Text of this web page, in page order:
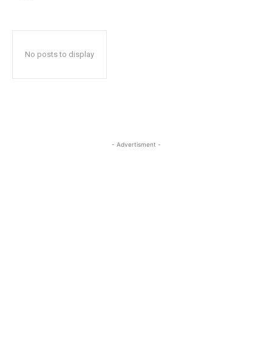
No posts to display
- Advertisment -